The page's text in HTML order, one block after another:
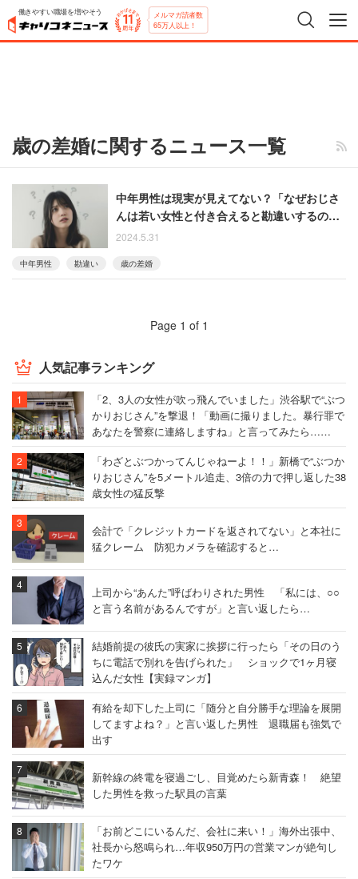
働きやすい職場を増やそう メルマガ読者数
65万人以上！
歳の差婚に関するニュース一覧
中年男性は現実が見えてない？「なぜおじさ
んは若い女性と付き合えると勘違いするの
か」という疑問に反響
2024.5.31
中年男性 勘違い 歳の差婚
Page 1 of 1
人気記事ランキング
「2、3人の女性が吹っ飛んでいました」渋谷駅で“ぶつ
かりおじさん”を撃退！「動画に撮りました。暴行罪で
あなたを警察に連絡しますね」と言ってみたら……
「わざとぶつかってんじゃねーよ！！」新橋で“ぶつか
りおじさん”を5メートル追走、3倍の力で押し返した38
歳女性の猛反撃
会計で「クレジットカードを返されてない」と本社に
猛クレーム 防犯カメラを確認すると…
上司から“あんた”呼ばわりされた男性 「私には、○○
と言う名前があるんですが」と言い返したら…
結婚前提の彼氏の実家に挨拶に行ったら「その日のう
ちに電話で別れを告げられた」 ショックで1ヶ月寝
込んだ女性【実録マンガ】
有給を却下した上司に「随分と自分勝手な理論を展開
してますよね？」と言い返した男性 退職届も強気で
出す
新幹線の終電を寝過ごし、目覚めたら新青森！ 絶望
した男性を救った駅員の言葉
「お前どこにいるんだ、会社に来い！」海外出張中、
社長から怒鳴られ…年収950万円の営業マンが絶句し
たワケ